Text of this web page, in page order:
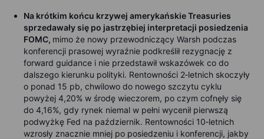
Na krótkim końcu krzywej amerykańskie Treasuries
sprzedawały się po jastrzębiej interpretacji posiedzenia
FOMC, mimo że nowy przewodniczący Warsh podczas
konferencji prasowej wyraźnie podkreślił rezygnację z
forward guidance i nie przedstawił wskazówek co do
dalszego kierunku polityki. Rentowności 2‑letnich skoczyły
o ponad 15 pb, chwilowo do nowego szczytu cyklu
powyżej 4,20% w środę wieczorem, po czym cofnęły się
do 4,16%, gdy rynek niemal w pełni wycenił pierwszą
podwyżkę Fed na październik. Rentowności 10‑letnich
wzrosły znacznie mniej po posiedzeniu i konferencji, jakby